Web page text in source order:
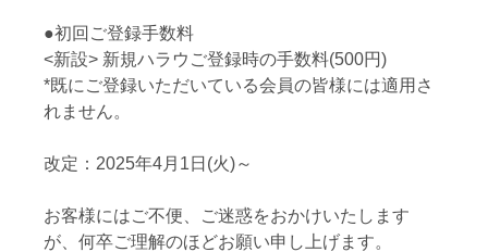
●初回ご登録手数料
<新設> 新規ハラウご登録時の手数料(500円)
*既にご登録いただいている会員の皆様には適用さ
れません。
改定：2025年4月1日(火)～
お客様にはご不便、ご迷惑をおかけいたします
が、何卒ご理解のほどお願い申し上げます。